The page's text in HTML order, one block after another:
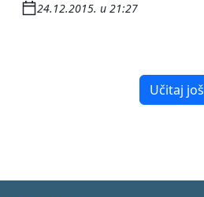
24.12.2015. u 21:27
Učitaj još